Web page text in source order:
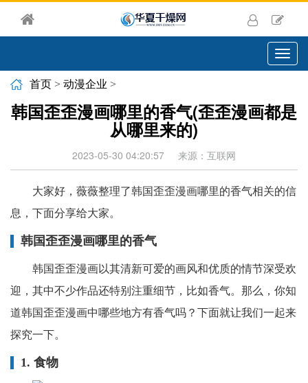
切
换
首页 > 动漫企业 >
韩国歪歪漫画哪里的香气(歪歪漫画都是
从哪里来的)
2023-05-30 04:20:57 来源：互联网
大家好，薇薇整理了韩国歪歪漫画哪里的香气相关的信
息，下面分享给大家。
韩国歪歪漫画哪里的香气
韩国歪歪漫画以其清新可爱的画风和优质的情节深受欢
迎，其中不少作品还特别注重细节，比如香气。那么，你知
道韩国歪歪漫画中哪些地方有香气吗？下面就让我们一起来
探究一下。
1. 食物